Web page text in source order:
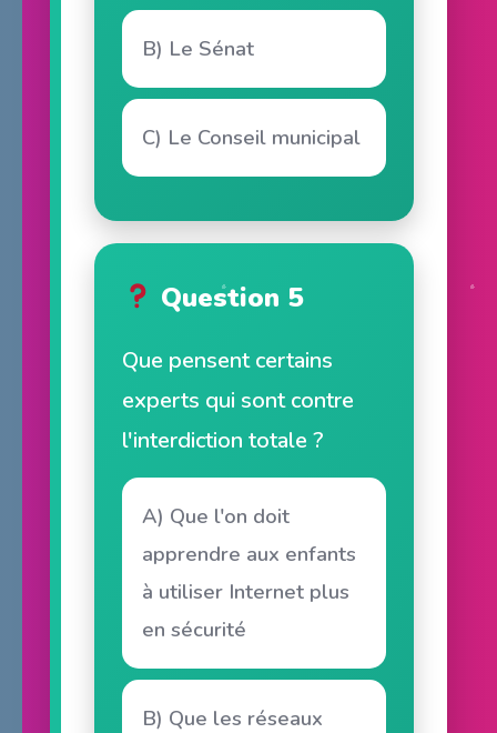
B) Le Sénat
C) Le Conseil municipal
Question 5
Que pensent certains
experts qui sont contre
l'interdiction totale ?
A) Que l'on doit
apprendre aux enfants
à utiliser Internet plus
en sécurité
B) Que les réseaux